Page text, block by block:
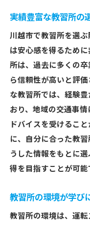
実績豊富な教習所の
川越市で教習所を選
は安心感を得るため
所は、過去に多くの
ら信頼性が高いと評
な教習所では、経験
おり、地域の交通事
ドバイスを受けるこ
に、自分に合った教
うした情報をもとに
得を目指すことが可能
教習所の環境が学び
教習所の環境は、運